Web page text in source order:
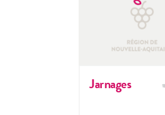
Jarnages